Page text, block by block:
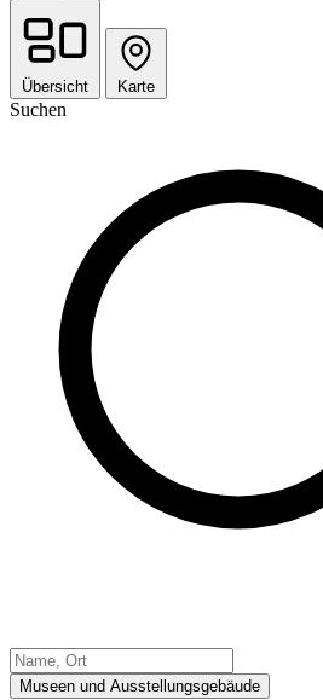
Übersicht Karte
Suchen
Museen und Ausstellungsgebäude